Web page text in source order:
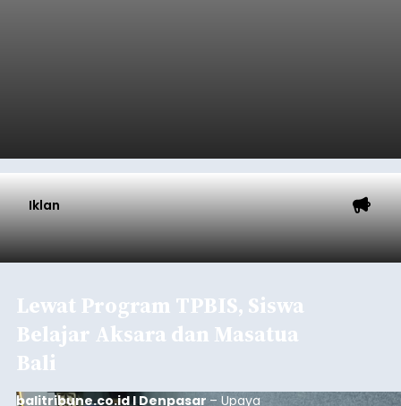
Iklan
Lewat Program TPBIS, Siswa
Belajar Aksara dan Masatua
Bali
balitribune.co.id I Denpasar – Upaya